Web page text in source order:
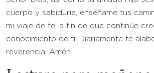
cuerpo y sabiduría, enséñame tus
mi viaje de fe, a fin de que continúe
conocimiento de ti. Diariamente te
reverencia. Amén.